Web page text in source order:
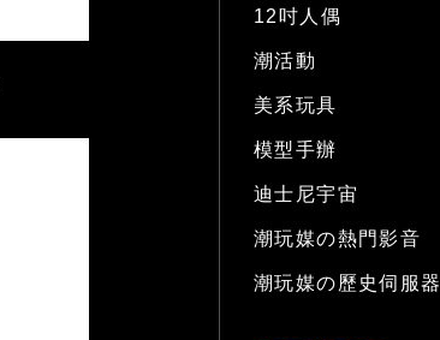
12吋人偶
潮活動
美系玩具
模型手辦
迪士尼宇宙
潮玩媒の熱門影音
潮玩媒の歷史伺服器